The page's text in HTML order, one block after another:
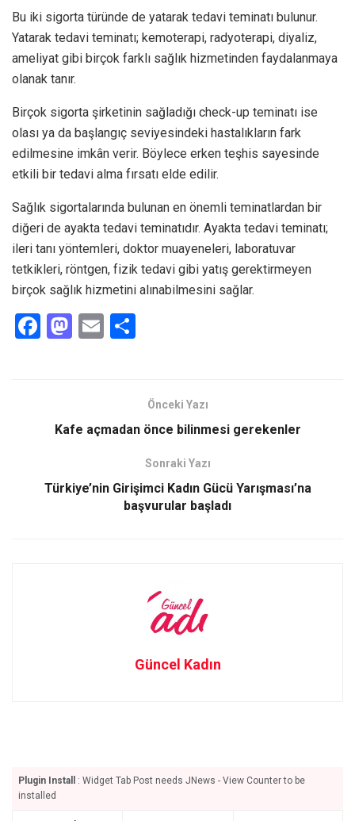
Bu iki sigorta türünde de yatarak tedavi teminatı bulunur.
Yatarak tedavi teminatı; kemoterapi, radyoterapi, diyaliz,
ameliyat gibi birçok farklı sağlık hizmetinden faydalanmaya
olanak tanır.
Birçok sigorta şirketinin sağladığı check-up teminatı ise
olası ya da başlangıç seviyesindeki hastalıkların fark
edilmesine imkân verir. Böylece erken teşhis sayesinde
etkili bir tedavi alma fırsatı elde edilir.
Sağlık sigortalarında bulunan en önemli teminatlardan bir
diğeri de ayakta tedavi teminatıdır. Ayakta tedavi teminatı;
ileri tanı yöntemleri, doktor muayeneleri, laboratuvar
tetkikleri, röntgen, fizik tedavi gibi yatış gerektirmeyen
birçok sağlık hizmetini alınabilmesini sağlar.
F
k
M
d
n
E
Önceki Yazı
Kafe açmadan önce bilinmesi gerekenler
Sonraki Yazı
Türkiye’nin Girişimci Kadın Gücü Yarışması’na
başvurular başladı
Güncel Kadın
Plugin Install
: Widget Tab Post needs JNews - View Counter to be
installed